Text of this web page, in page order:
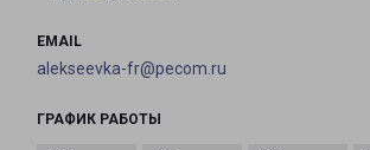
EMAIL
alekseevka-fr@pecom.ru
ГРАФИК РАБОТЫ